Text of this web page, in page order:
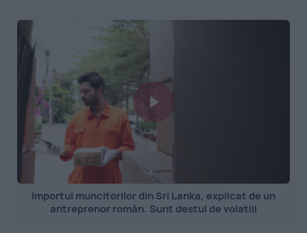
Importul muncitorilor din Sri Lanka, explicat de un
antreprenor român. Sunt destul de volatili